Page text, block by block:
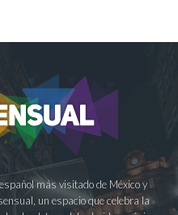
más visitado de México y
un espacio que celebra la